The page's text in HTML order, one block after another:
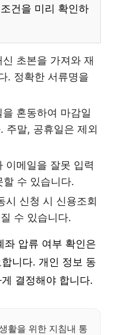
건을 미리 확인하
초본을 가져와 재
. 정확한 서류명을
혼동하여 마감일
주말, 공휴일은 제외
이메일을 잘못 입력
수 있습니다.
시 신청 시 신용조회
수 있습니다.
좌 압류 여부 확인은
니다. 개인 정보 동
결정해야 합니다.
활을 위한 지침내 통